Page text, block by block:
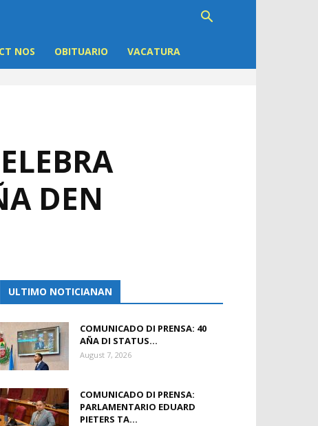
NOS OBITUARIO VACATURA
DEN
ULTIMO NOTICIANAN
COMUNICADO DI PRENSA: 40
AÑA DI STATUS...
August 7, 2026
COMUNICADO DI PRENSA:
PARLAMENTARIO EDUARD
PIETERS TA...